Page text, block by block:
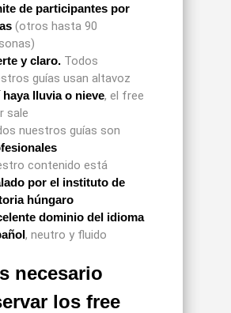
de participantes por
(otros hasta 90
y claro. Todos
guías usan altavoz
haya lluvia o nieve, el free
sale
nuestros guías son
contenido está
por el instituto de
húngaro
dominio del idioma
, neutro y fluido
necesario
los free